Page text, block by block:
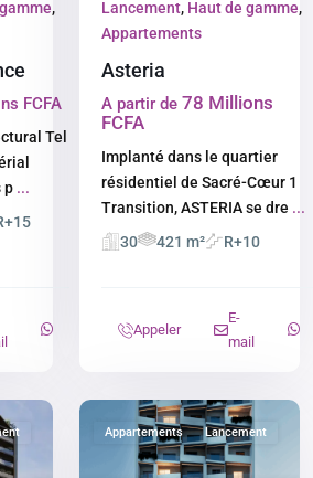
,
FCFA
Tel
p ...
Lancement, Haut de gamme,
Appartements
Asteria
A partir de 78 Millions
FCFA
Implanté dans le quartier
résidentiel de Sacré-Cœur 1
Transition, ASTERIA se dre ...
30
421 m² R+10
Appeler
E-
mail
Appartements Lancement